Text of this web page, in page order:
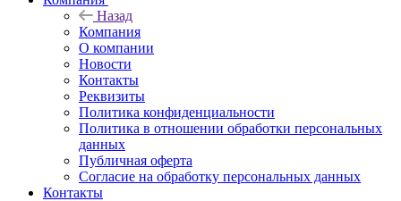
Назад
Компания
О компании
Новости
Контакты
Реквизиты
Политика конфиденциальности
Политика в отношении обработки персональных
данных
Публичная оферта
Согласие на обработку персональных данных
Контакты